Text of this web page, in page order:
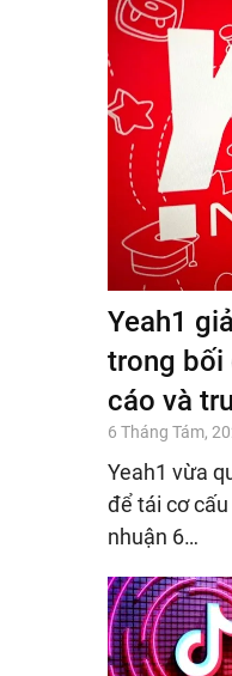
Yeah1
trong bối
cáo và
6 Tháng Tám,
Yeah1 vừa
để tái cơ
nhuận 6…